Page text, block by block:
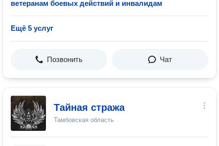
ветеранам боевых действий и инвалидам
Ещё 5 услуг
Позвонить Чат
Тайная стража
Тамбовская область